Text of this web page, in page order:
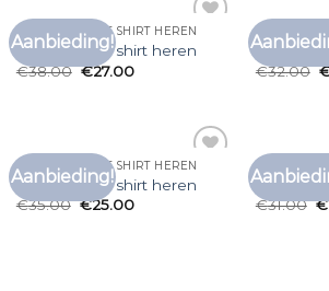
Aanbieding!
aan
LONG SLEEVE T SHIRT HEREN
long sleeve t shirt heren
€38.00 €27.00
LONG
long
€32.00
Aanbieding!
aan
LONG SLEEVE T SHIRT HEREN
long sleeve t shirt heren
€35.00 €25.00
LONG
long
€31.00 €